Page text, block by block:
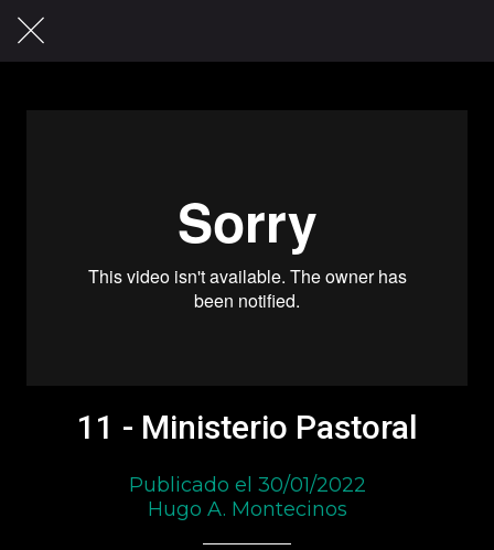
11 - Ministerio Pastoral
Publicado el 30/01/2022
Hugo A. Montecinos